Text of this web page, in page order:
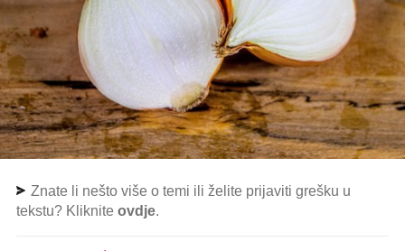
Znate li nešto više o temi ili želite prijaviti grešku u
tekstu? Kliknite ovdje.